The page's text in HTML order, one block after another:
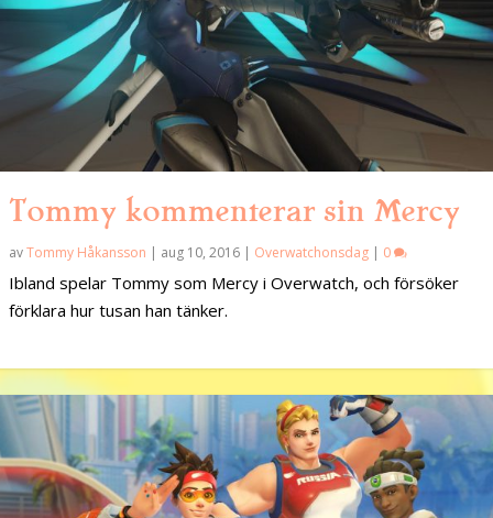
Tommy kommenterar sin Mercy
avTommy Håkansson aug 10, 2016 Overwatchonsdag 0
Ibland spelar Tommy som Mercy i Overwatch, och försöker
förklara hur tusan han tänker.